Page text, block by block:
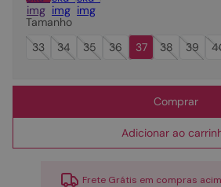
Tamanho
36
35 38 39
33 34 37
Comprar
Adicionar ao
Frete Grátis em compras
couro
10º scarpin